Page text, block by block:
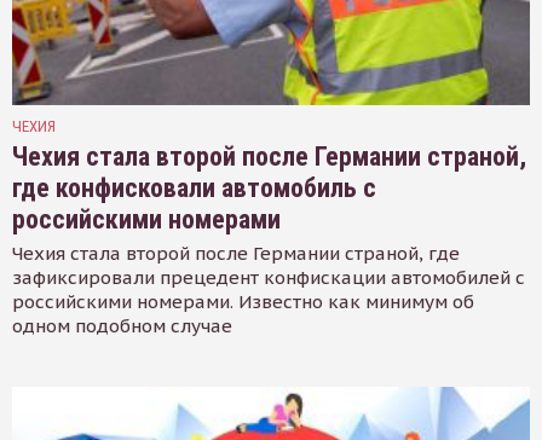
ЧЕХИЯ
Чехия стала второй после Германии страной,
где конфисковали автомобиль с
российскими номерами
Чехия стала второй после Германии страной, где
зафиксировали прецедент конфискации автомобилей с
российскими номерами. Известно как минимум об
одном подобном случае